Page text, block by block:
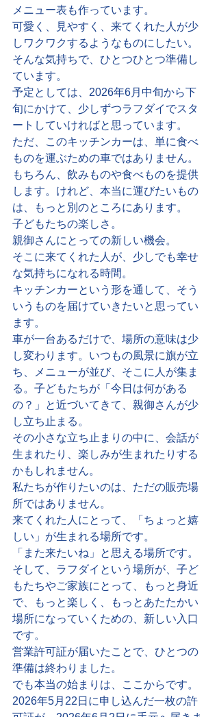
メニュー表も作っています。
可愛く、見やすく、来てくれた人が少
しワクワクするようなものにしたい。
そんな気持ちで、ひとつひとつ準備し
ています。
予定としては、2026年6月中旬から下
旬にかけて、少しずつラフダイでスタ
ートしていければと思っています。
ただ、このキッチンカーは、単に食べ
ものを運ぶための車ではありません。
もちろん、飲みものや食べものを提供
します。けれど、本当に運びたいもの
は、もっと別のところにあります。
子どもたちの楽しさ。
親御さんにとっての新しい機会。
そこに来てくれた人が、少しでも幸せ
な気持ちになれる時間。
キッチンカーという形を通して、そう
いうものを届けていきたいと思ってい
ます。
車が一台あるだけで、場所の意味は少
し変わります。いつもの風景に旗が立
ち、メニューが並び、そこに人が集ま
る。子どもたちが「今日は何がある
の？」と近づいてきて、親御さんが少
し立ち止まる。
その小さな立ち止まりの中に、会話が
生まれたり、楽しみが生まれたりする
かもしれません。
私たちが作りたいのは、ただの販売場
所ではありません。
来てくれた人にとって、「ちょっと嬉
しい」が生まれる場所です。
「また来たいね」と思える場所です。
そして、ラフダイという場所が、子ど
もたちやご家族にとって、もっと身近
で、もっと楽しく、もっとあたたかい
場所になっていくための、新しい入口
です。
営業許可証が届いたことで、ひとつの
準備は終わりました。
でも本当の始まりは、ここからです。
2026年5月22日に申し込んだ一枚の許